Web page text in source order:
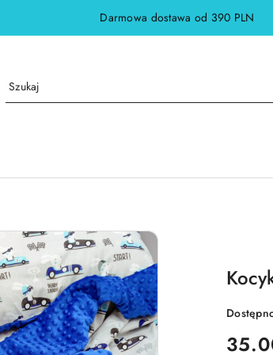
Darmowa dostawa od 390 PLN
cena: